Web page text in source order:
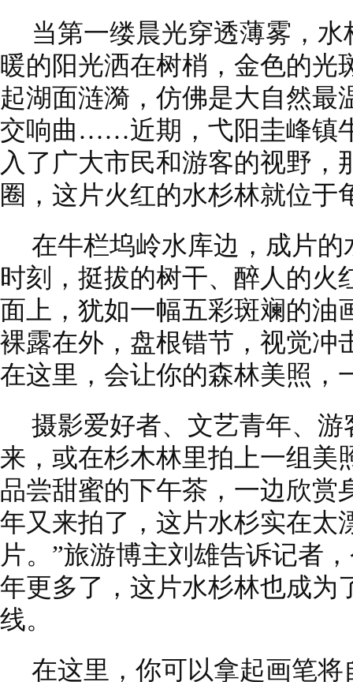
当第一缕晨光穿透薄雾，
暖的阳光洒在树梢，金色的光
起湖面涟漪，仿佛是大自然最
交响曲……近期，弋阳圭峰镇
入了广大市民和游客的视野
圈，这片火红的水杉林就位于
在牛栏坞岭水库边，成片
时刻，挺拔的树干、醉人的火
面上，犹如一幅五彩斑斓的油
裸露在外，盘根错节，视觉冲
在这里，会让你的森林美照，
摄影爱好者、文艺青年、游
来，或在杉木林里拍上一组美
品尝甜蜜的下午茶，一边欣赏
年又来拍了，这片水杉实在太
片。”旅游博主刘雄告诉记者
年更多了，这片水杉林也成为
线。
在这里，你可以拿起画笔